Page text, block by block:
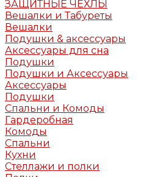
ЗАЩИТНЫЕ ЧЕХЛЫ
Вешалки и Табуреты
Вешалки
Подушки & аксессуары
Аксессуары для сна
Подушки
Подушки и Аксессуары
Аксессуары
Подушки
Спальни и Комоды
Гардеробная
Комоды
Спальни
Кухни
Стеллажи и полки